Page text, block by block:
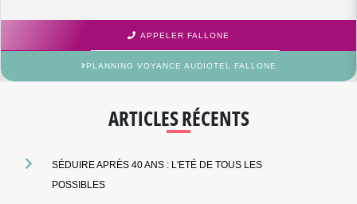
APPELER FALLONE
PLANNING VOYANCE AUDIOTEL FALLONE
ARTICLES RÉCENTS
SÉDUIRE APRÈS 40 ANS : L'ETÉ DE TOUS LES
POSSIBLES